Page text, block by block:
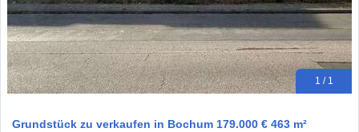
1 / 1
Grundstück zu verkaufen in Bochum 179.000 € 463 m²